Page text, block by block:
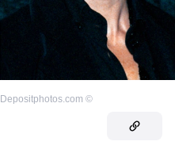
©
Depositphotos.com